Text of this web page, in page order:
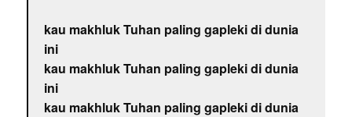
kau makhluk Tuhan paling gapleki di dunia
ini
kau makhluk Tuhan paling gapleki di dunia
ini
kau makhluk Tuhan paling gapleki di dunia